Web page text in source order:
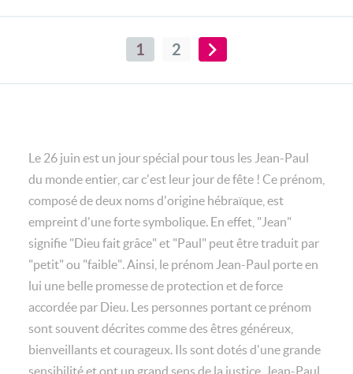
1 2
Le 26 juin est un jour spécial pour tous les Jean-Paul
du monde entier, car c'est leur jour de fête ! Ce prénom,
composé de deux noms d'origine hébraïque, est
empreint d'une forte symbolique. En effet, "Jean"
signifie "Dieu fait grâce" et "Paul" peut être traduit par
"petit" ou "faible". Ainsi, le prénom Jean-Paul porte en
lui une belle promesse de protection et de force
accordée par Dieu. Les personnes portant ce prénom
sont souvent décrites comme des êtres généreux,
bienveillants et courageux. Ils sont dotés d'une grande
sensibilité et ont un grand sens de la justice. Jean-Paul